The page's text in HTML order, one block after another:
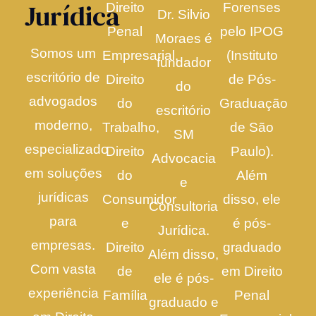
Jurídica
Somos um
escritório de
advogados
moderno,
especializado
em soluções
jurídicas
para
empresas.
Com vasta
experiência
Direito
Penal
Empresarial,
Direito
do
Trabalho,
Direito
do
Consumidor
e
Direito
de
Família
Dr. Silvio
Moraes é
fundador
do
escritório
SM
Advocacia
e
Consultoria
Jurídica.
Além disso,
ele é pós-
graduado e
Forenses
pelo IPOG
(Instituto
de Pós-
Graduação
de São
Paulo).
Além
disso, ele
é pós-
graduado
em Direito
Penal